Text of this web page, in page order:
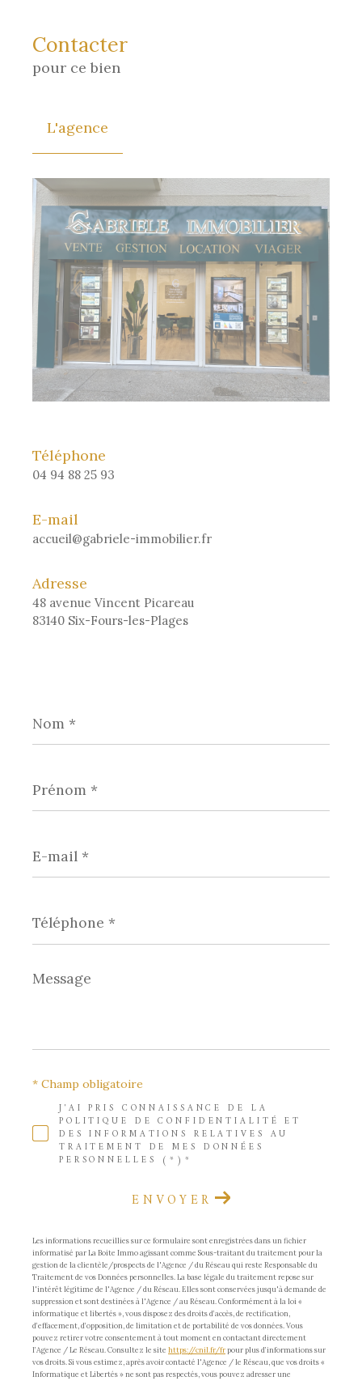
Contacter
pour ce bien
L'agence
Téléphone
04 94 88 25 93
E-mail
accueil@gabriele-immobilier.fr
Adresse
48 avenue Vincent Picareau
83140 Six-Fours-les-Plages
*
*
mail
*
*
Message
*
J'AI PRIS CONNAISSANCE DE LA
POLITIQUE DE CONFIDENTIALITÉ ET
DES INFORMATIONS RELATIVES AU
TRAITEMENT DE MES DONNÉES
PERSONNELLES (*)*
* Champ obligatoire
ENVOYER
Les informations recueillies sur ce formulaire sont enregistrées dans un fichier
informatisé par La Boite Immo agissant comme Sous-traitant du traitement pour la
gestion de la clientèle/prospects de l'Agence / du Réseau qui reste Responsable du
Traitement de vos Données personnelles. La base légale du traitement repose sur
l'intérêt légitime de l'Agence / du Réseau. Elles sont conservées jusqu'à demande de
suppression et sont destinées à l'Agence / au Réseau. Conformément à la loi «
informatique et libertés », vous disposez des droits d’accès, de rectification,
d’effacement, d’opposition, de limitation et de portabilité de vos données. Vous
pouvez retirer votre consentement à tout moment en contactant directement
l’Agence / Le Réseau. Consultez le site https://cnil.fr/frpour plus d’informations sur
vos droits. Si vous estimez, après avoir contacté l'Agence / le Réseau, que vos droits «
Informatique et Libertés » ne sont pas respectés, vous pouvez adresser une